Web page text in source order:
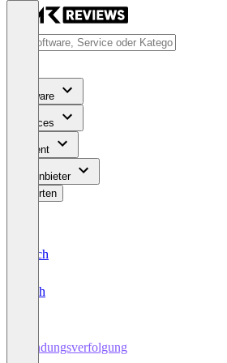
Software
Services
Content
Für Anbieter
Bewerten
Deutsch
English
Sendungsverfolgung